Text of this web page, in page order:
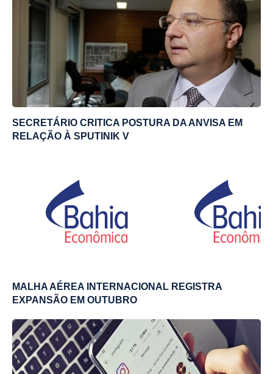
SECRETÁRIO CRITICA POSTURA DA ANVISA EM
RELAÇÃO À SPUTINIK V
MALHA AÉREA INTERNACIONAL REGISTRA
EXPANSÃO EM OUTUBRO